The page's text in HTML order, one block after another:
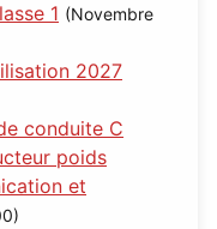
1 (Novembre
2027
conduite C
poids
et